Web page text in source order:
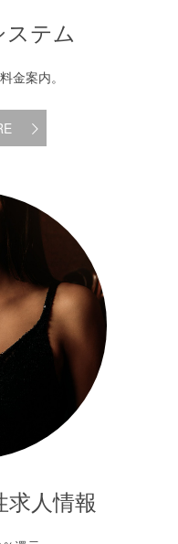
ステム
金案内。
求人情報